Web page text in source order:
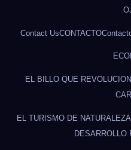
Contact UsCONTACTO
EL BILLO QUE
EL TURISMO DE
DESARROLLO